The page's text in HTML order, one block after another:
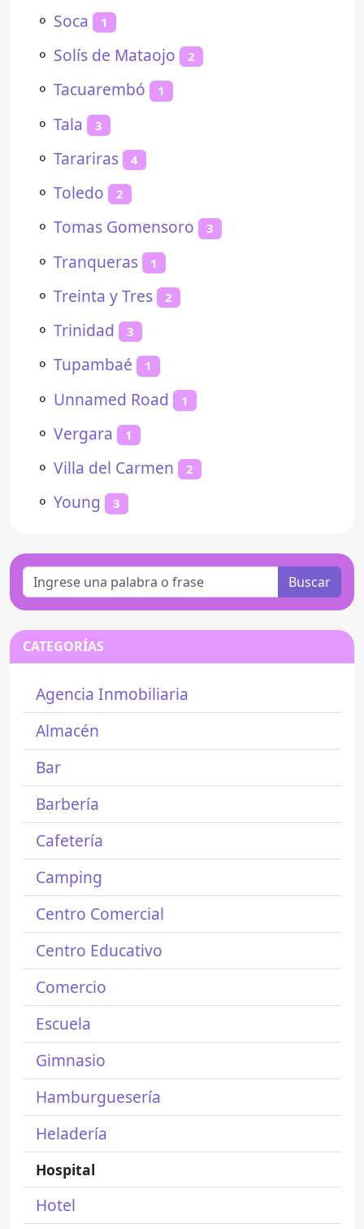
⚬ Soca 1
⚬ Solís de Mataojo 2
⚬ Tacuarembó 1
⚬ Tala 3
⚬ Tarariras 4
⚬ Toledo 2
⚬ Tomas Gomensoro 3
⚬ Tranqueras 1
⚬ Treinta y Tres 2
⚬ Trinidad 3
⚬ Tupambaé 1
⚬ Unnamed Road 1
⚬ Vergara 1
⚬ Villa del Carmen 2
⚬ Young 3
Buscar
CATEGORÍAS
Agencia Inmobiliaria
Almacén
Bar
Barbería
Cafetería
Camping
Centro Comercial
Centro Educativo
Comercio
Escuela
Gimnasio
Hamburguesería
Heladería
Hospital
Hotel